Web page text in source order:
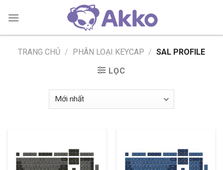
TRANG CHỦ / PHÂN LOẠI KEYCAP / SAL PROFILE
LỌC